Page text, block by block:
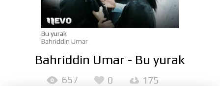
Bu yurak
Bahriddin Umar
Bahriddin Umar - Bu yurak
657 0 175